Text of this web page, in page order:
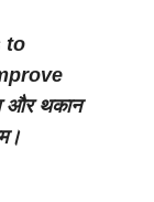
to
और थकान